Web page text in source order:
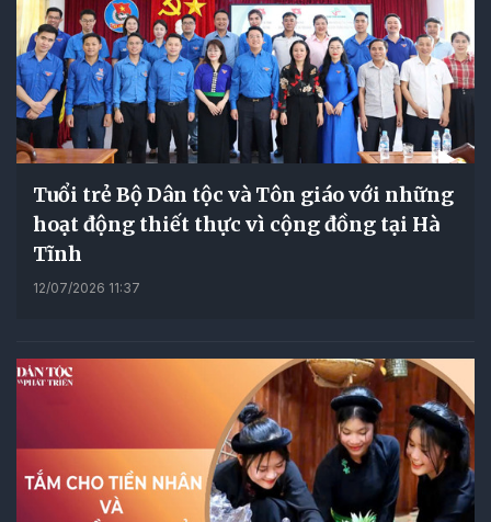
Tuổi trẻ Bộ Dân tộc và Tôn giáo với những
hoạt động thiết thực vì cộng đồng tại Hà
Tĩnh
12/07/2026 11:37